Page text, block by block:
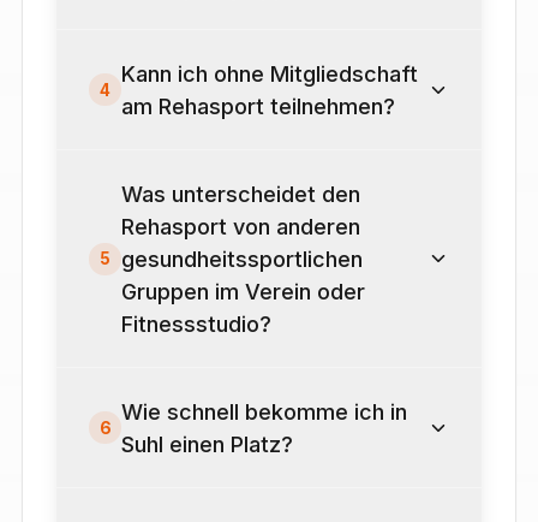
4
Kann ich ohne Mitgliedschaft
am Rehasport teilnehmen?
5
Was unterscheidet den
Rehasport von anderen
gesundheitssportlichen
Gruppen im Verein oder
Fitnessstudio?
6
Wie schnell bekomme ich in
Suhl einen Platz?